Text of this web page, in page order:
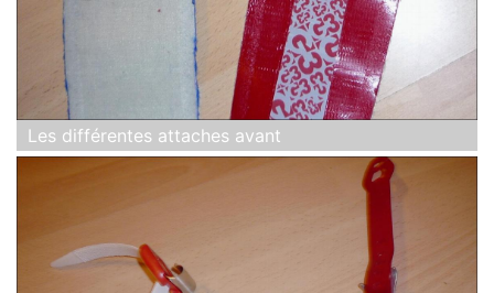
Les différentes attaches avant